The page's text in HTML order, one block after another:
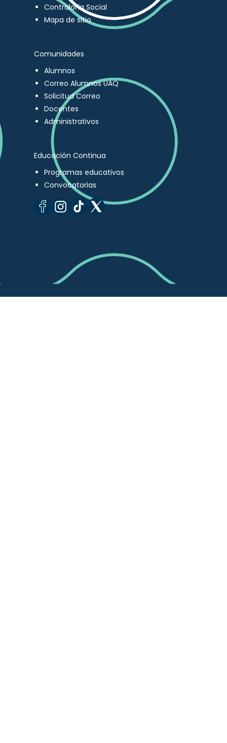
Contraloría Social
Mapa de sitio
Comunidades
Alumnos
Correo Alumnos UAQ
Solicitud Correo
Docentes
Administrativos
Educación Continua
Programas educativos
Convocatorias